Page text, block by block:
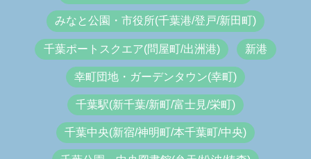
みなと公園・市役所(千葉港/登戸/新田町)
千葉ポートスクエア(問屋町/出洲港) 新港
幸町団地・ガーデンタウン(幸町)
千葉駅(新千葉/新町/富士見/栄町)
千葉中央(新宿/神明町/本千葉町/中央)